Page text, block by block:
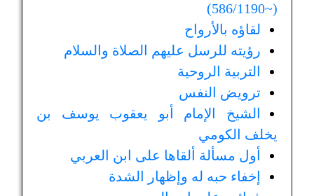
(~586/1190)
لقاؤه بالأرواح
رؤيته للرسل عليهم الصلاة والسلام
التربية الروحية
ترويض النفس
الشيخ الإمام أبو يعقوب يوسف بن
يخلف الكومي
أول مسألة ألقاها على ابن العربي
إخفاء حبه له وإظهار الشدة